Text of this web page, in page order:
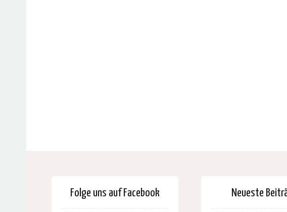
Folge uns auf Facebook Neueste